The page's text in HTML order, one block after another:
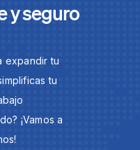
y seguro
expandir tu
tu
¡Vamos a